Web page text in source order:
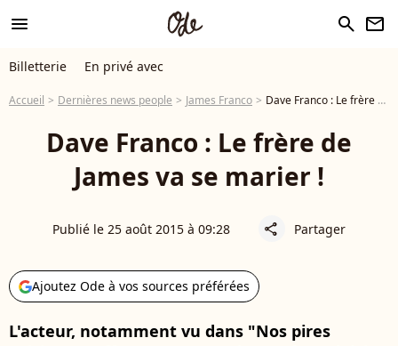
menu search newsletter
Billetterie En privé avec
Accueil Dernières news people James Franco Dave Franco : Le frère de James va se marier !
Dave Franco : Le frère de
James va se marier !
Publié le 25 août 2015 à 09:28 share Partager
Ajoutez Ode à vos sources préférées
L'acteur, notamment vu dans "Nos pires